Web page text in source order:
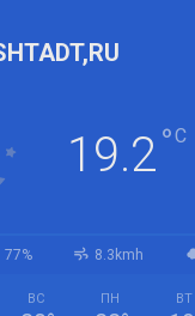
19.2°C
77% 8.3kmh
ВС ПН ВТ